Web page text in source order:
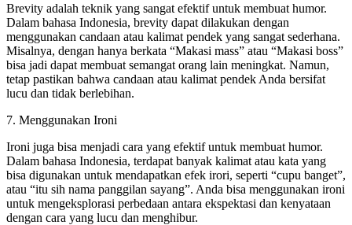
Brevity adalah teknik yang sangat efektif untuk membuat humor.
Dalam bahasa Indonesia, brevity dapat dilakukan dengan
menggunakan candaan atau kalimat pendek yang sangat sederhana.
Misalnya, dengan hanya berkata “Makasi mass” atau “Makasi boss”
bisa jadi dapat membuat semangat orang lain meningkat. Namun,
tetap pastikan bahwa candaan atau kalimat pendek Anda bersifat
lucu dan tidak berlebihan.
7. Menggunakan Ironi
Ironi juga bisa menjadi cara yang efektif untuk membuat humor.
Dalam bahasa Indonesia, terdapat banyak kalimat atau kata yang
bisa digunakan untuk mendapatkan efek irori, seperti “cupu banget”,
atau “itu sih nama panggilan sayang”. Anda bisa menggunakan ironi
untuk mengeksplorasi perbedaan antara ekspektasi dan kenyataan
dengan cara yang lucu dan menghibur.